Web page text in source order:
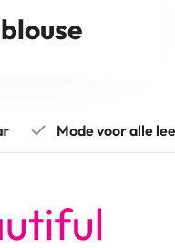
Mode voor alle